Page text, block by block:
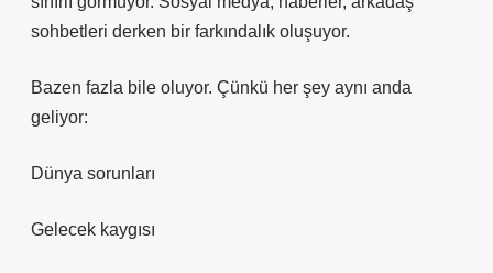
sohbetleri derken bir farkındalık oluşuyor.
Bazen fazla bile oluyor. Çünkü her şey aynı anda
geliyor:
Dünya sorunları
Gelecek kaygısı